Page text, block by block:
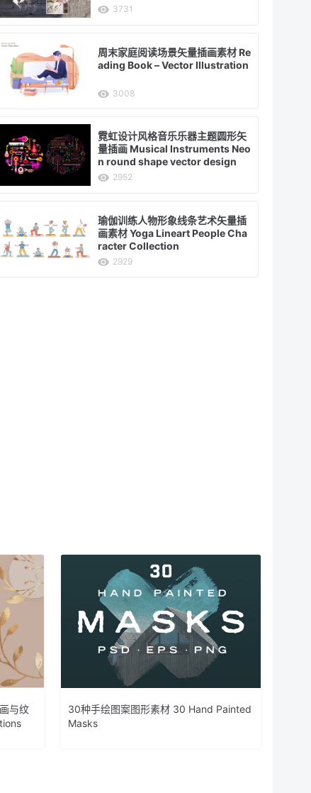
3731
周末家庭阅读场景矢量插画素材 Re
ading Book – Vector Illustration
3008
霓虹设计风格音乐乐器主题圆形矢
量插画 Musical Instruments Neo
n round shape vector design
2952
瑜伽训练人物形象线条艺术矢量插
画素材 Yoga Lineart People Cha
racter Collection
2929
与纹
30种手绘图案图形素材 30 Hand Painted
Masks